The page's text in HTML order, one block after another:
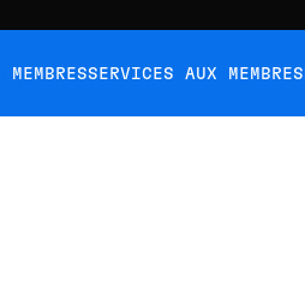
MEMBRESSERVICES AUX MEMBRES